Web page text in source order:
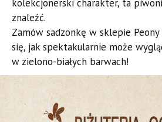
kolekcjonerski charakter, ta
znaleźć.
​Zamów sadzonkę w sklepie
się, jak spektakularnie może
w zielono-białych barwach!